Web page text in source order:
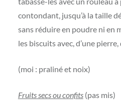
contondant, jusqu’à la taille
sans réduire en poudre ni en
les biscuits avec, d’une pierre,
(moi : praliné et noix)
Fruits secs ou confits (pas mis)